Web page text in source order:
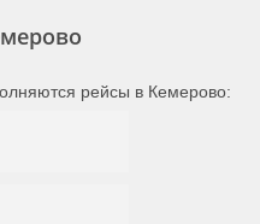
рейсы в Кемерово: